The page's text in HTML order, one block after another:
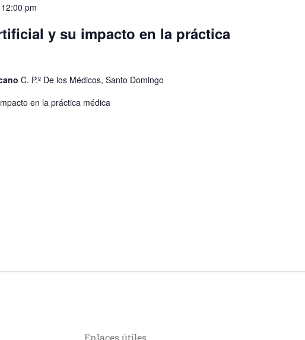
12:00 pm
y su impacto en la práctica
C. P.º De los Médicos, Santo Domingo
en la práctica médica